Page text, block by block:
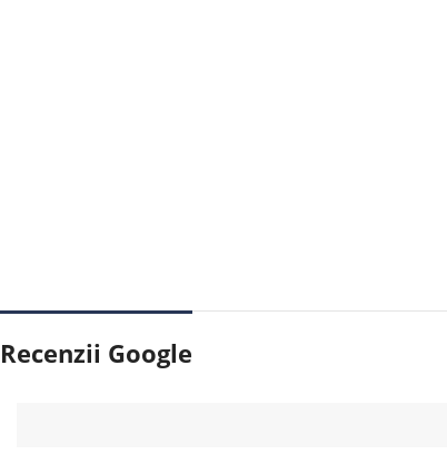
Recenzii Google